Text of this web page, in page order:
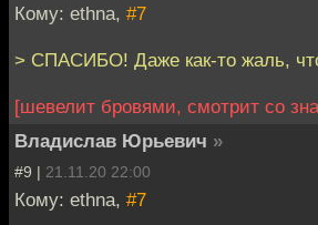
Кому: ethna, #7
> СПАСИБО! Даже как-то жаль,
[шевелит бровями, смотрит со
Владислав Юрьевич »
#9 | 21.11.20 22:00
Кому: ethna, #7